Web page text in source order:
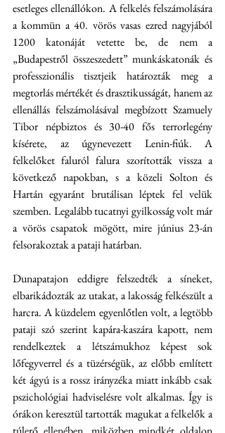
esetleges ellenállókon. A felkelés felszámolására
a kommün a 40. vörös vasas ezred nagyjából
1200 katonáját vetette be, de nem a
„Budapestről összeszedett” munkáskatonák és
professzionális tisztjeik határozták meg a
megtorlás mértékét és drasztikusságát, hanem az
ellenállás felszámolásával megbízott Szamuely
Tibor népbiztos és 30-40 fős terrorlegény
kísérete, az úgynevezett Lenin-fiúk. A
felkelőket faluról falura szorították vissza a
következő napokban, s a közeli Solton és
Hartán egyaránt brutálisan léptek fel velük
szemben. Legalább tucatnyi gyilkosság volt már
a vörös csapatok mögött, mire június 23-án
felsorakoztak a pataji határban.
Dunapatajon eddigre felszedték a síneket,
elbarikádozták az utakat, a lakosság felkészült a
harcra. A küzdelem egyenlőtlen volt, a legtöbb
pataji szó szerint kapára-kaszára kapott, nem
rendelkeztek a létszámukhoz képest sok
lőfegyverrel és a tüzérségük, az előbb említett
két ágyú is a rossz irányzéka miatt inkább csak
pszichológiai hadviselésre volt alkalmas. Így is
órákon keresztül tartották magukat a felkelők a